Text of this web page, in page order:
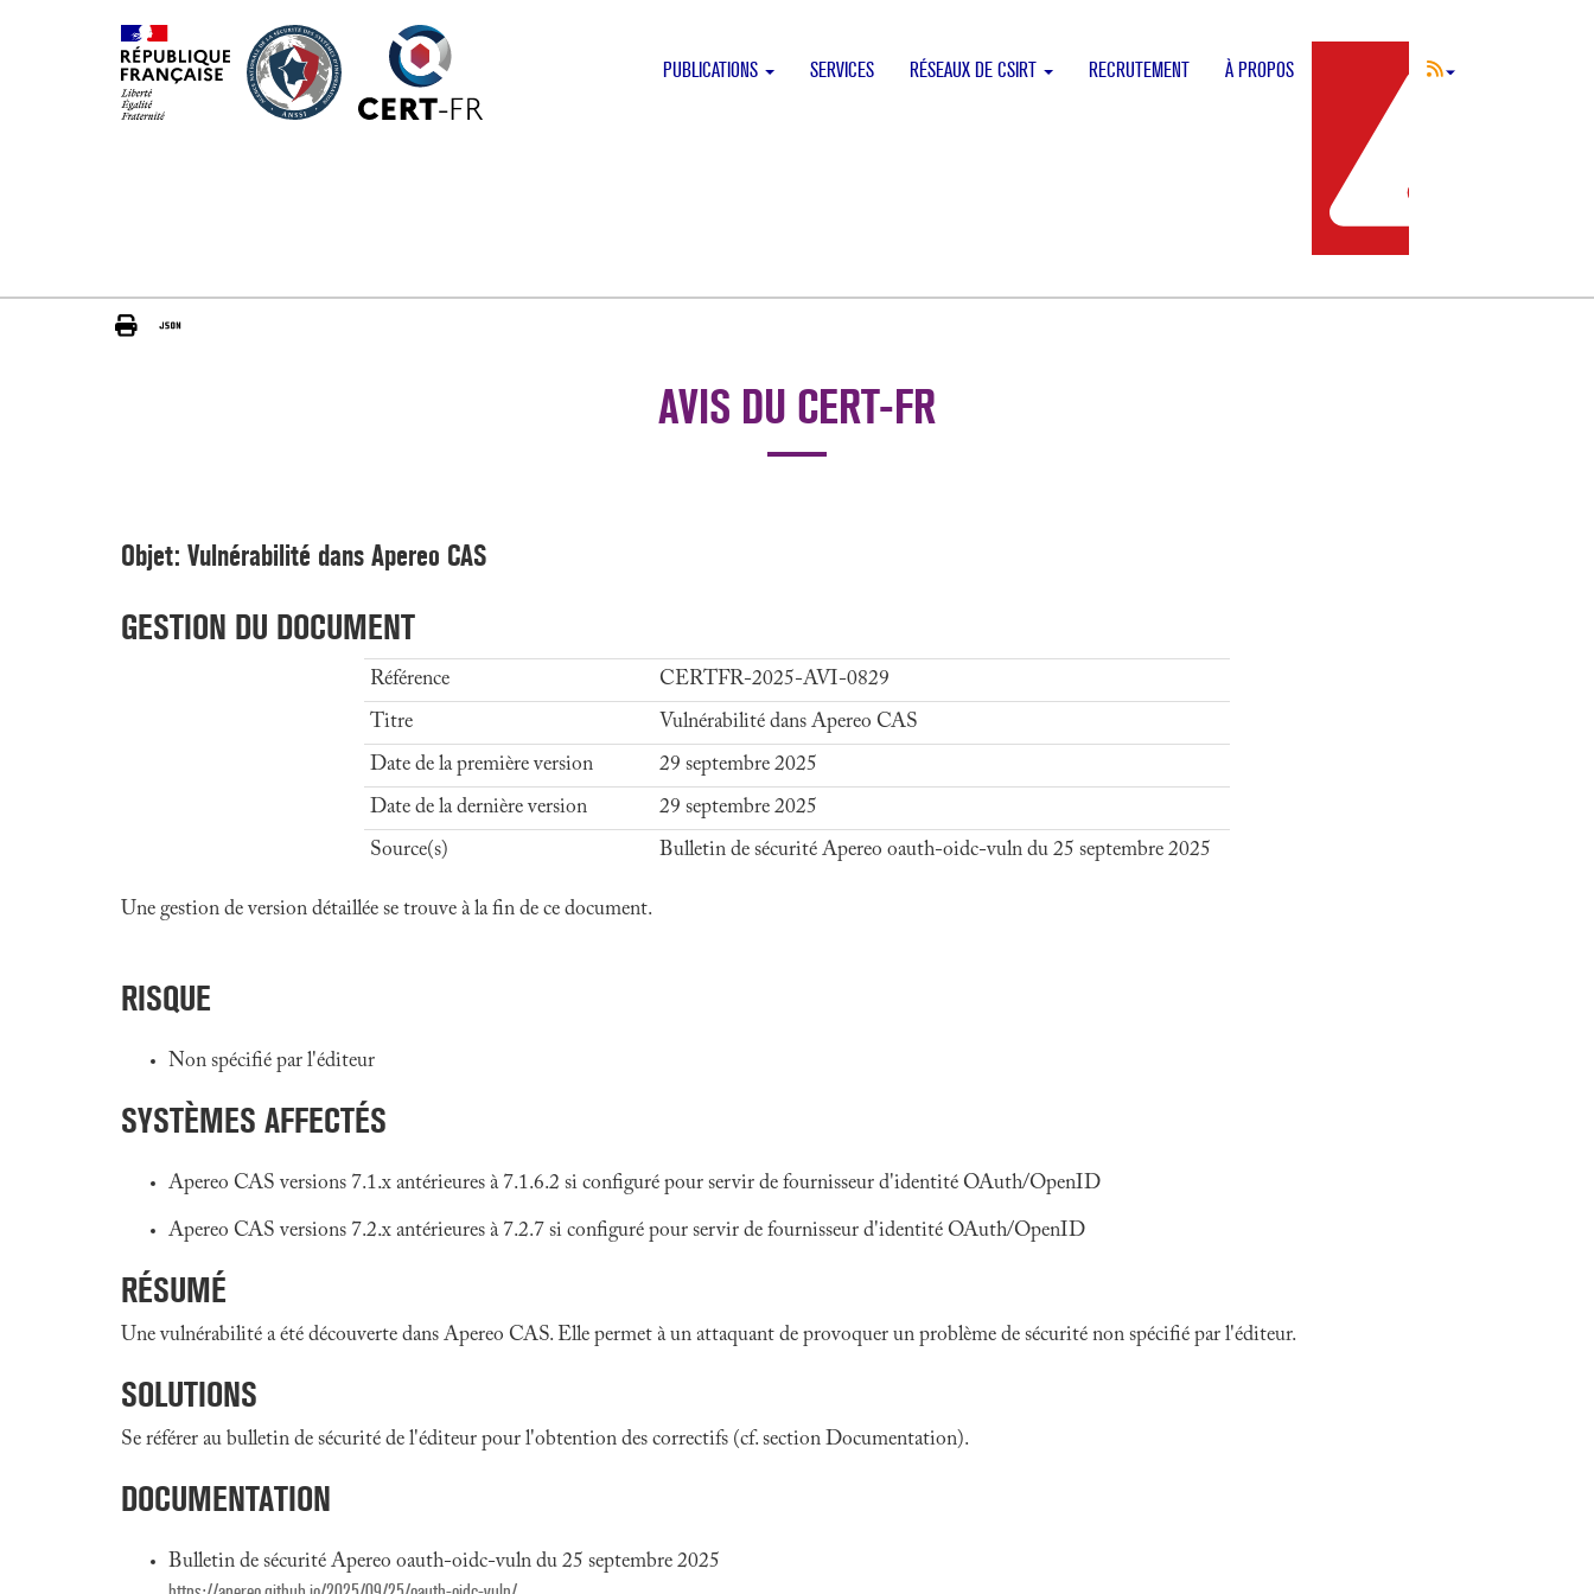
PUBLICATIONS SERVICES RÉSEAUX DE CSIRT RECRUTEMENT À PROPOS
AVIS DU CERT-FR
Objet: Vulnérabilité dans Apereo CAS
GESTION DU DOCUMENT
Référence
CERTFR-2025-AVI-0829
Titre
Vulnérabilité dans Apereo CAS
Date de la première version
29 septembre 2025
Date de la dernière version
29 septembre 2025
Source(s)
Bulletin de sécurité Apereo oauth-oidc-vuln du 25 septembre 2025
Une gestion de version détaillée se trouve à la fin de ce document.
RISQUE
Non spécifié par l'éditeur
SYSTÈMES AFFECTÉS
Apereo CAS versions 7.1.x antérieures à 7.1.6.2 si configuré pour servir de fournisseur d'identité OAuth/OpenID
Apereo CAS versions 7.2.x antérieures à 7.2.7 si configuré pour servir de fournisseur d'identité OAuth/OpenID
RÉSUMÉ
Une vulnérabilité a été découverte dans Apereo CAS. Elle permet à un attaquant de provoquer un problème de sécurité non spécifié par l'éditeur.
SOLUTIONS
Se référer au bulletin de sécurité de l'éditeur pour l'obtention des correctifs (cf. section Documentation).
DOCUMENTATION
Bulletin de sécurité Apereo oauth-oidc-vuln du 25 septembre 2025